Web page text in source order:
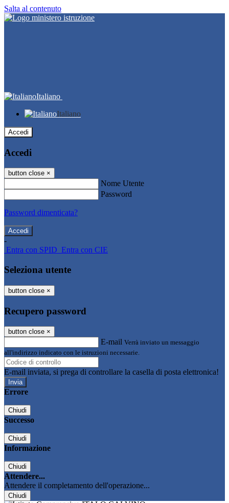
Salta al contenuto
Italiano
Italiano
Accedi
Accedi
button close ×
Nome Utente
Password
Password dimenticata?
-
Entra con SPID Entra con CIE
Seleziona utente
button close ×
Recupero password
button close ×
E-mail Verrà inviato un messaggio
all'indirizzo indicato con le istruzioni necessarie.
E-mail inviata, si prega di controllare la casella di posta elettronica!
Errore
Chiudi
Successo
Chiudi
Informazione
Chiudi
Attendere...
Attendere il completamento dell'operazione...
Chiudi